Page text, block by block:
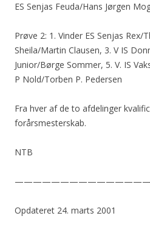
ES Senjas Feuda/Hans Jørgen
Prøve 2: 1. Vinder ES Senjas Rex/
Sheila/Martin Clausen, 3. V IS
Junior/Børge Sommer, 5. V. IS
P Nold/Torben P. Pedersen
Fra hver af de to afdelinger
forårsmesterskab.
NTB
Opdateret 24. marts 2001